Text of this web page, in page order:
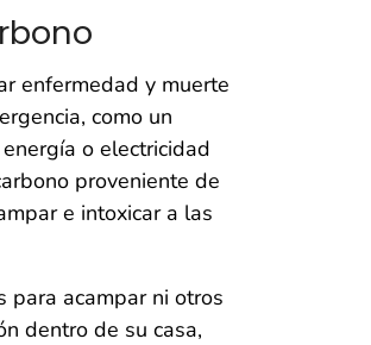
enfermedad y muerte
como un
o electricidad
proveniente de
e intoxicar a las
para acampar ni otros
dentro de su casa,